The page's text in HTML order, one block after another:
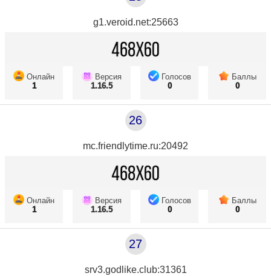
g1.veroid.net:25663
Онлайн
1
Версия
1.16.5
Голосов
0
Баллы
0
26
mc.friendlytime.ru:20492
Онлайн
1
Версия
1.16.5
Голосов
0
Баллы
0
27
srv3.godlike.club:31361